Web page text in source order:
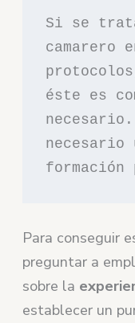
Si se
camarero
éste es
Para conseguir
preguntar a
sobre la
establecer un